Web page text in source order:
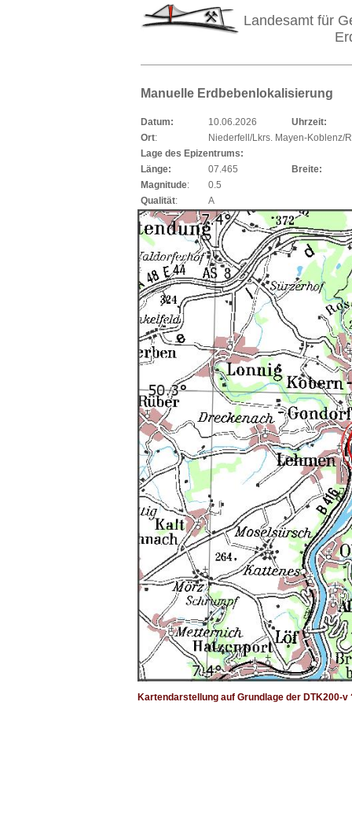
Landesamt für
Manuelle Erdbebenlokalisierung
Datum: 10.06.2026
Uhrzeit:
Ort:
Niederfell/Lkrs. Mayen-Koblenz/
Lage des Epizentrums:
Länge:
07.465
Breite:
Magnitude:
0.5
Qualität: A
Kartendarstellung auf Grundlage der DTK200-